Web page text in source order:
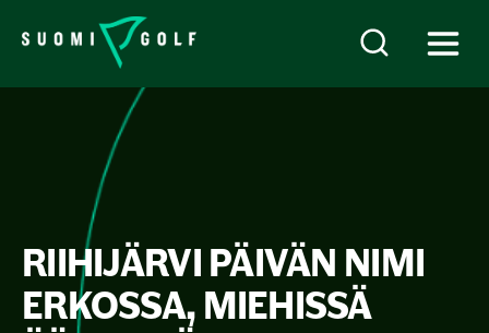
RIIHIJÄRVI PÄIVÄN NIMI
ERKOSSA, MIEHISSÄ